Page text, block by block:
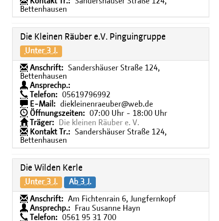
Bettenhausen
Die Kleinen Räuber e.V. Pinguingruppe
Unter 3 J.
Anschrift:
Sandershäuser Straße 124,
Bettenhausen
Ansprechp.:
Telefon:
05619796992
E-Mail:
diekleinenraeuber@web.de
Öffnungszeiten:
07:00 Uhr - 18:00 Uhr
Träger:
Die kleinen Räuber e. V.
Kontakt Tr.:
Sandershäuser Straße 124,
Bettenhausen
Die Wilden Kerle
Unter 3 J. Ab 3 J.
Anschrift:
Am Fichtenrain 6, Jungfernkopf
Ansprechp.:
Frau Susanne Hayn
Telefon:
0561 95 31 700